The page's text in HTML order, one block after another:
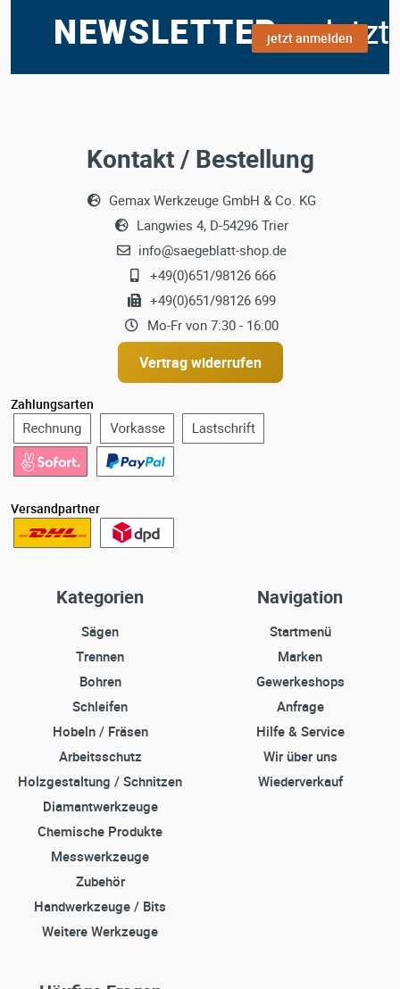
jetzt anmelden
Kontakt / Bestellung
Gemax Werkzeuge GmbH & Co. KG
Langwies 4, D-54296 Trier
info@saegeblatt-shop.de
+49(0)651/98126 666
+49(0)651/98126 699
Mo-Fr von 7:30 - 16:00
Vertrag widerrufen
Zahlungsarten
Versandpartner
Kategorien
Sägen
Trennen
Bohren
Schleifen
Hobeln / Fräsen
Arbeitsschutz
Holzgestaltung / Schnitzen
Diamantwerkzeuge
Chemische Produkte
Messwerkzeuge
Zubehör
Handwerkzeuge / Bits
Weitere Werkzeuge
Navigation
Startmenü
Marken
Gewerkeshops
Anfrage
Hilfe & Service
Wir über uns
Wiederverkauf